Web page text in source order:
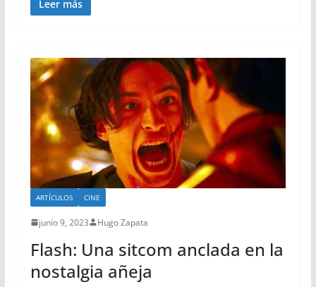
Leer más
ARTÍCULOS CINE
junio 9, 2023 Hugo Zapata
Flash: Una sitcom anclada en la
nostalgia añeja